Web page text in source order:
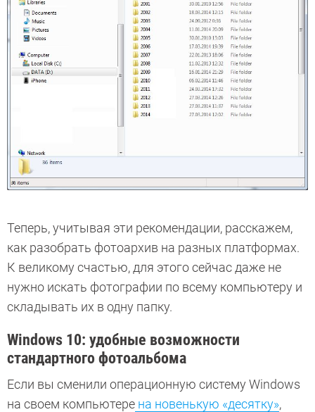
Теперь, учитывая эти рекомендации, расскажем,
как разобрать фотоархив на разных платформах.
К великому счастью, для этого сейчас даже не
нужно искать фотографии по всему компьютеру и
складывать их в одну папку.
Windows 10: удобные возможности
стандартного фотоальбома
Если вы сменили операционную систему Windows
на своем компьютере на новенькую «десятку»,